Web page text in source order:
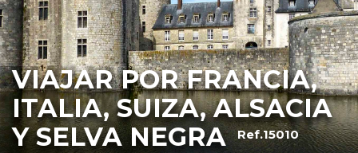
VIAJAR POR FRANCIA,
ITALIA, SUIZA, ALSACIA
Y SELVA NEGRA Ref.15010